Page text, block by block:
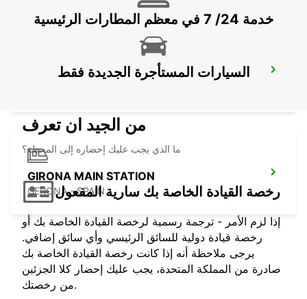
GERONA AIRPORT
GIRONA MAIN STATION
GERONA - SPAIN
خدمة 24/ 7 في معظم المطارات الرئيسية
السيارات المستأجرة الجديدة فقط
من الجيد ان تعرف
ما الذي يجب عليك إحضاره إلى المحطة؟
رخصة القيادة الخاصة بك سارية المفعول
إذا لزم الأمر - ترجمة رسمية لرخصة القيادة الخاصة بك أو
رخصة قيادة دولية للسائق الرئيسي وأي سائق إضافي.
يرجى ملاحظة أنه إذا كانت رخصة القيادة الخاصة بك
صادرة من المملكة المتحدة، يجب عليك إحضار كلا الجزئين
من رخصتك.